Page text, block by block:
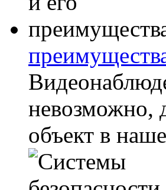
невозможно,
объект в